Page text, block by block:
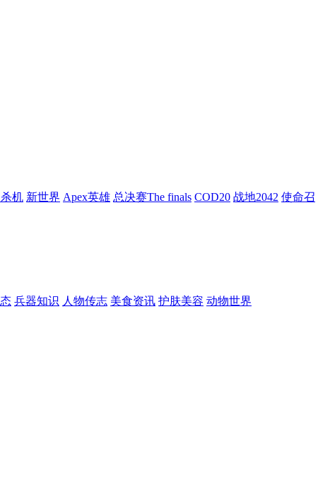
机 新世界 Apex英雄 总决赛The finals COD20 战地2042 使命召
兵器知识 人物传志 美食资讯 护肤美容 动物世界